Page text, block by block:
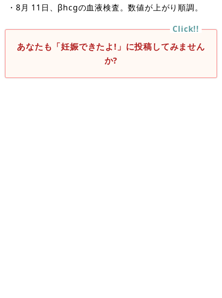
・8月 11日、βhcgの血液検査。数値が上がり順調。
あなたも「妊娠できたよ!」に投稿してみません
か?